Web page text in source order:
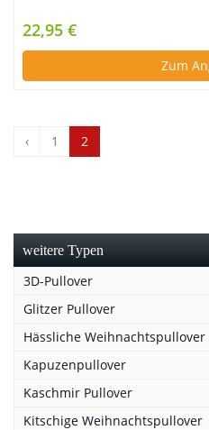
22,95 €
Zum
‹ 1 2
weitere Typen
3D-Pullover
Glitzer Pullover
Hässliche Weihnachtspullover
Kapuzenpullover
Kaschmir Pullover
Kitschige Weihnachtspullover